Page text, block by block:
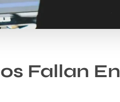
Fallan En